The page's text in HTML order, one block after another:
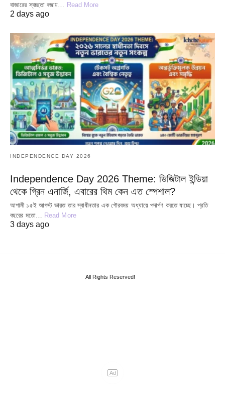
বাজারের স্বচ্ছতা বজায়… Read More
2 days ago
INDEPENDENCE DAY 2026
Independence Day 2026 Theme: ডিজিটাল ইন্ডিয়া
থেকে গ্রিন এনার্জি, এবারের থিম কেন এত স্পেশাল?
আগামী ১৫ই আগস্ট ভারত তার স্বাধীনতার এক গৌরবময় অধ্যায়ে পদার্পণ করতে যাচ্ছে। প্রতি
বছরের মতো… Read More
3 days ago
All Rights Reserved!